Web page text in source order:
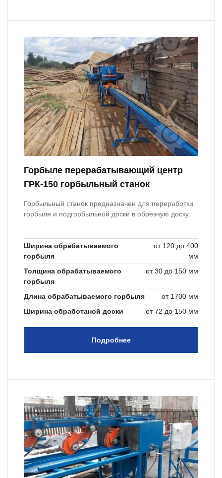
Горбыле перерабатывающий центр
ГРК-150 горбыльный станок
Горбыльный станок предназначен для переработки
горбыля и подгорбыльной доски в обрезную доску.
Ширина обрабатываемого
горбыля
от 120 до 400
мм
Толщина обрабатываемого
горбыля
от 30 до 150 мм
Длина обрабатываемого горбыля
от 1700 мм
Ширина обработаной доски
от 72 до 150 мм
Подробнее